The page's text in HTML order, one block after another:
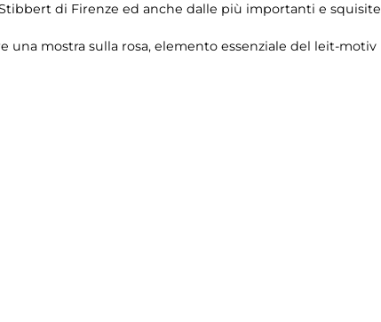
di Firenze ed anche dalle più importanti e
una mostra sulla rosa, elemento essenziale del leit-motiv